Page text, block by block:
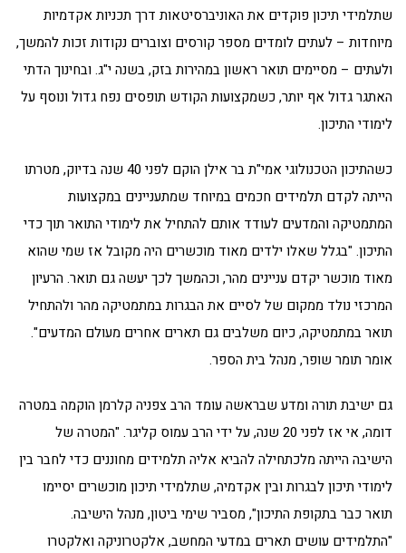
שתלמידי תיכון פוקדים את האוניברסיטאות דרך תכניות אקדמיות
מיוחדות – לעתים לומדים מספר קורסים וצוברים נקודות זכות להמשך,
ולעתים – מסיימים תואר ראשון במהירות בזק, בשנה י"ג. ובחינוך הדתי
האתגר גדול אף יותר, כשמקצועות הקודש תופסים נפח גדול ונוסף על
לימודי התיכון.
כשהתיכון הטכנולוגי אמי"ת בר אילן הוקם לפני 40 שנה בדיוק, מטרתו
הייתה לקדם תלמידים חכמים במיוחד שמתעניינים במקצועות
המתמטיקה והמדעים לעודד אותם להתחיל את לימודי התואר תוך כדי
התיכון. "בגלל שאלו ילדים מאוד מוכשרים היה מקובל אז שמי שהוא
מאוד מוכשר יקדם עניינים מהר, וכהמשך לכך יעשה גם תואר. הרעיון
המרכזי נולד ממקום של לסיים את הבגרות במתמטיקה מהר ולהתחיל
תואר במתמטיקה, כיום משלבים גם תארים אחרים מעולם המדעים".
אומר תומר שופר, מנהל בית הספר.
גם ישיבת תורה ומדע שבראשה עומד הרב צפניה קלרמן הוקמה במטרה
דומה, אי אז לפני 20 שנה, על ידי הרב עמוס קליגר. "המטרה של
הישיבה הייתה מלכתחילה להביא אליה תלמידים מחוננים כדי לחבר בין
לימודי תיכון לבגרות ובין אקדמיה, שתלמידי תיכון מוכשרים יסיימו
תואר כבר בתקופת התיכון", מסביר שימי ביטון, מנהל הישיבה.
"התלמידים עושים תארים במדעי המחשב, אלקטרוניקה ואלקטרו